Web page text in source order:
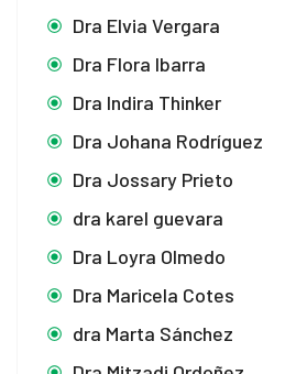
Dra Elvia Vergara
Dra Flora Ibarra
Dra Indira Thinker
Dra Johana Rodríguez
Dra Jossary Prieto
dra karel guevara
Dra Loyra Olmedo
Dra Maricela Cotes
dra Marta Sánchez